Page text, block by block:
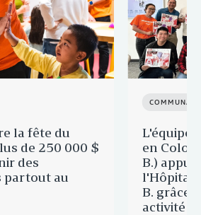
la fête du
de 250 000 $
des
partout au
L'équipe
en
B.)
l'Hôpital
B. grâce
activité